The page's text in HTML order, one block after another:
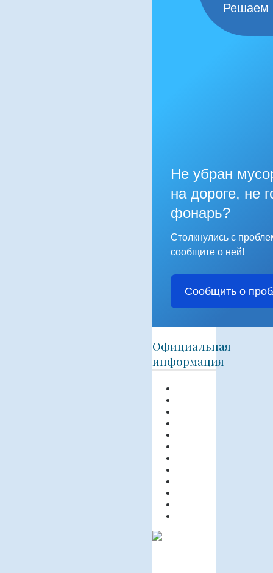
Решаем
Не убран
на дороге, не
фонарь?
Столкнулись с
сообщите о ней!
Сообщить о
Официальная
информация